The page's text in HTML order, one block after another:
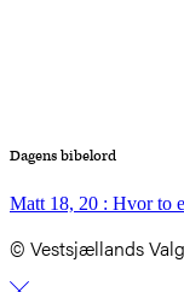
Dagens bibelord
Matt 18, 20 : Hvor to
© Vestsjællands